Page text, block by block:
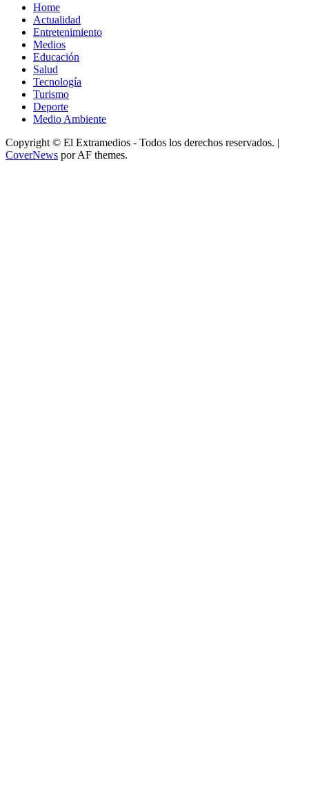
Home
Actualidad
Entretenimiento
Medios
Educación
Salud
Tecnología
Turismo
Deporte
Medio Ambiente
Copyright © El Extramedios - Todos los derechos reservados. |
CoverNews por AF themes.